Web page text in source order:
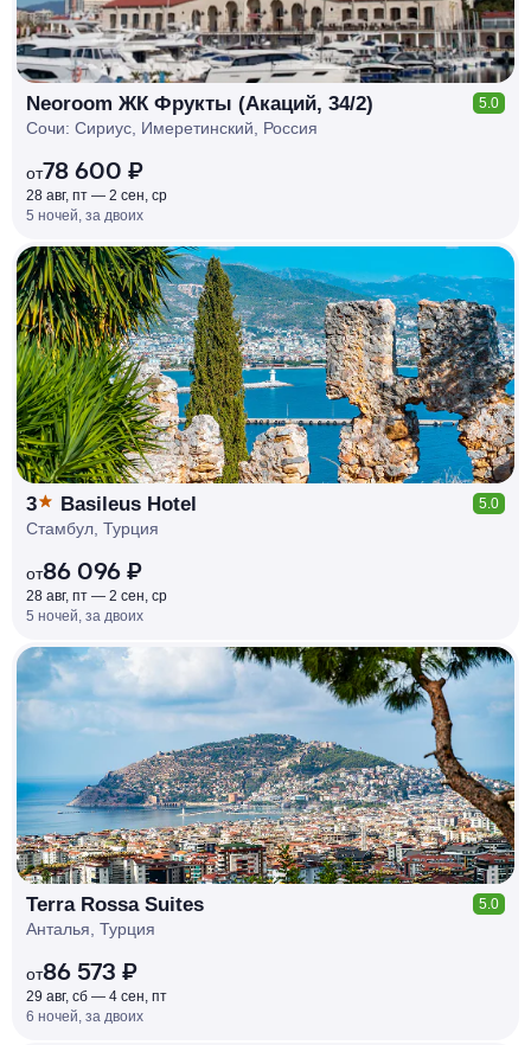
Neoroom ЖК Фрукты (Акаций, 34/2) 5.0
Сочи: Сириус, Имеретинский, Россия
от78 600 ₽
28 авг, пт — 2 сен, ср
5 ночей, за двоих
КЕШБЭК
РУБЛЯ
МИ
Д
О 7
%
3 Basileus Hotel 5.0
Стамбул, Турция
от86 096 ₽
28 авг, пт — 2 сен, ср
5 ночей, за двоих
КЕШБЭК
РУБЛЯ
МИ
Д
О 7
%
Terra Rossa Suites 5.0
Анталья, Турция
от86 573 ₽
29 авг, сб — 4 сен, пт
6 ночей, за двоих